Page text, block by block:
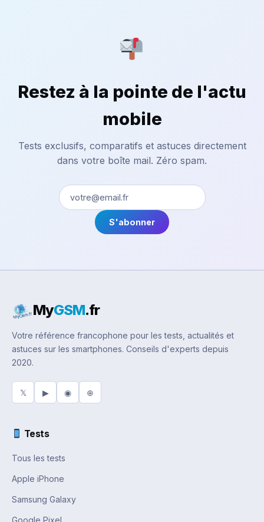
Restez à la pointe de l'actu
mobile
Tests exclusifs, comparatifs et astuces directement
dans votre boîte mail. Zéro spam.
S'abonner
MyGSM.fr
Votre référence francophone pour les tests, actualités et
astuces sur les smartphones. Conseils d'experts depuis
2020.
𝕏 ▶ ◉ ⊕
Tests
Tous les tests
Apple iPhone
Samsung Galaxy
Google Pixel